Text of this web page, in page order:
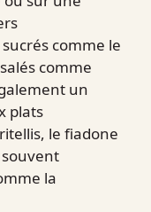
comme le
comme
un
plats
le fiadone
la